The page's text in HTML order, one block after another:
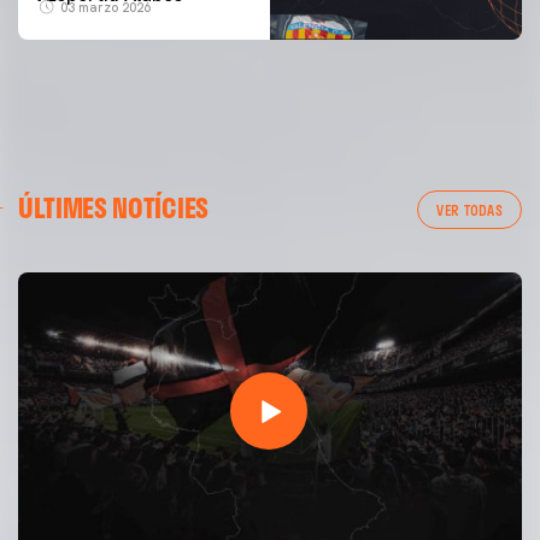
03 marzo 2026
ÚLTIMES NOTÍCIES VER TODAS